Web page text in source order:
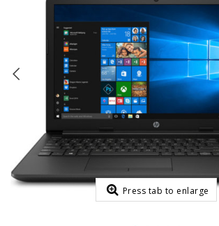
Press tab to enlarge